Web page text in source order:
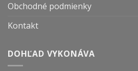
Obchodné podmienky
Kontakt
DOHĽAD VYKONÁVA